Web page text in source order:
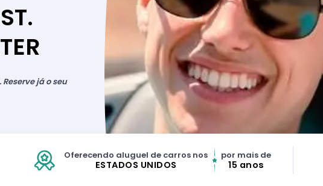
já o seu
Oferecendo aluguel de carros nos
ESTADOS UNIDOS
por mais de
15 anos